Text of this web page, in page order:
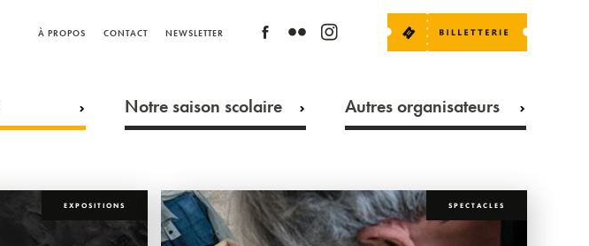
À PROPOS CONTACT NEWSLETTER
Notre saison scolaire Autres organisateurs
EXPOSITIONS SPECTACLES